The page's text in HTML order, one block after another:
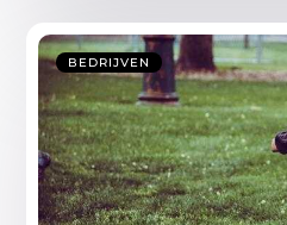
BEDRIJVEN